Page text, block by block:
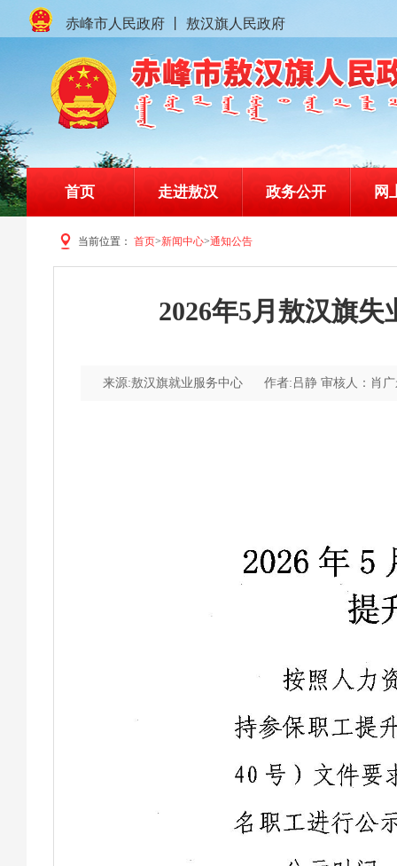
赤峰市人民政府 敖汉旗人民政府
首页 走进敖汉 政务公开 网
当前位置： 首页>新闻中心>通知公告
2026年5月敖汉旗
来源:敖汉旗就业服务中心 作者:吕静 审核人：肖